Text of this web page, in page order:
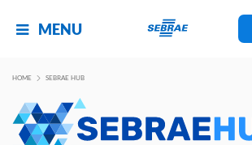
MENU
HOME SEBRAE HUB